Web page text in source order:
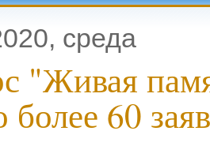
среда
"Живая
более 60